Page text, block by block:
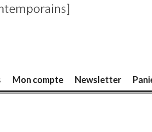
Mon compte Newsletter